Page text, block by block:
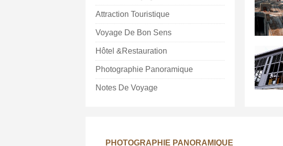
Attraction Touristique
Voyage De Bon Sens
Hôtel &Restauration
Photographie Panoramique
Notes De Voyage
PHOTOGRAPHIE PANORAMIQUE